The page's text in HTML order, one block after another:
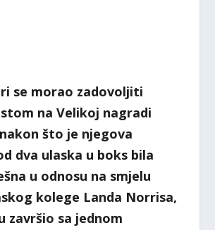
se morao zadovoljiti
na Velikoj nagradi
što je njegova
dva ulaska u boks bila
u odnosu na smjelu
kolege Landa Norrisa,
završio sa jednom